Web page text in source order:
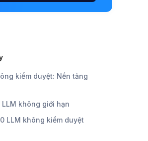
kiểm duyệt: Nền tảng
không giới hạn
LLM không kiểm duyệt